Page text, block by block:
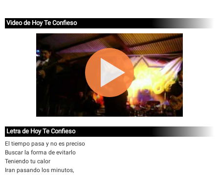
Video de Hoy Te Confieso
Letra de Hoy Te Confieso
El tiempo pasa y no es preciso
Buscar la forma de evitarlo
Teniendo tu calor
Iran pasando los minutos,